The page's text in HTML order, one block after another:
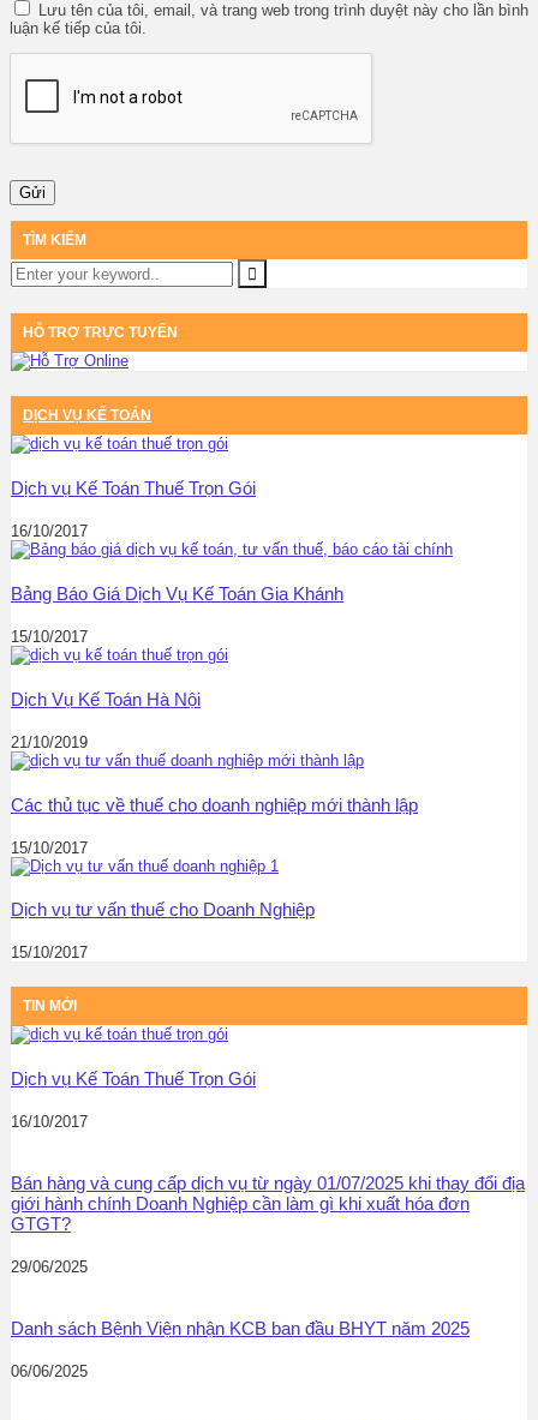
Lưu tên của tôi, email, và trang web trong trình duyệt này cho lần bình
luận kế tiếp của tôi.
TÌM KIẾM
HỖ TRỢ TRỰC TUYẾN
DỊCH VỤ KẾ TOÁN
Dịch vụ Kế Toán Thuế Trọn Gói
16/10/2017
Bảng Báo Giá Dịch Vụ Kế Toán Gia Khánh
15/10/2017
Dịch Vụ Kế Toán Hà Nội
21/10/2019
Các thủ tục về thuế cho doanh nghiệp mới thành lập
15/10/2017
Dịch vụ tư vấn thuế cho Doanh Nghiệp
15/10/2017
TIN MỚI
Dịch vụ Kế Toán Thuế Trọn Gói
16/10/2017
Bán hàng và cung cấp dịch vụ từ ngày 01/07/2025 khi thay đổi địa
giới hành chính Doanh Nghiệp cần làm gì khi xuất hóa đơn
GTGT?
29/06/2025
Danh sách Bệnh Viện nhận KCB ban đầu BHYT năm 2025
06/06/2025